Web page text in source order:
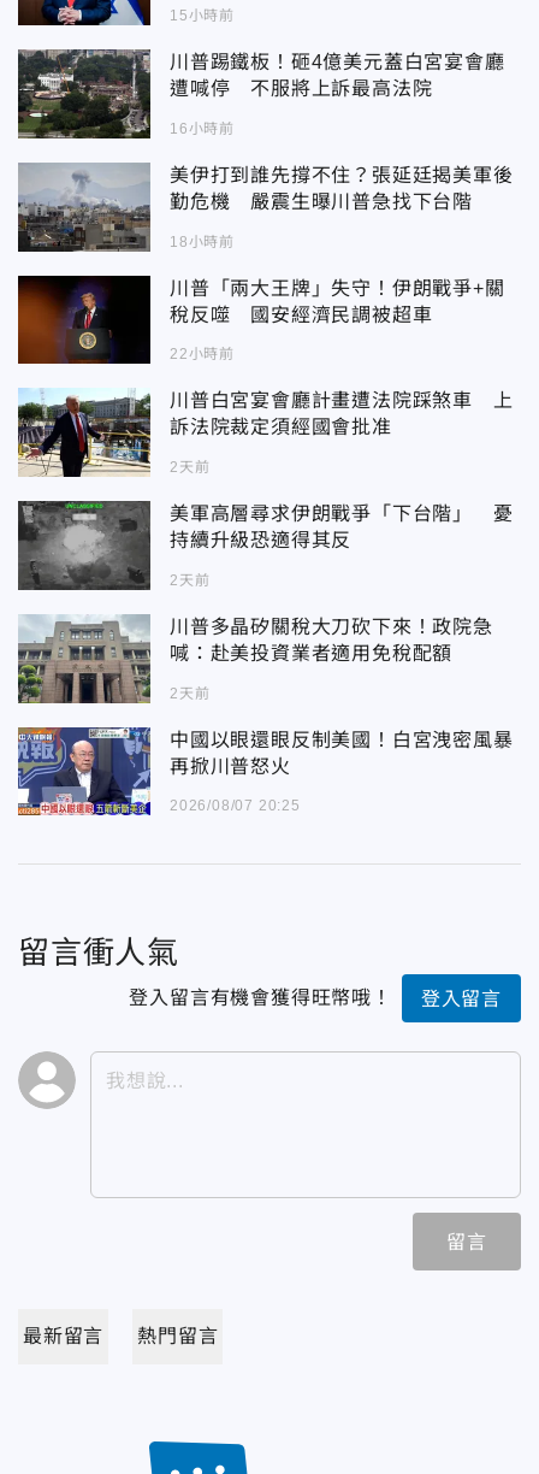
15小時前
川普踢鐵板！砸4億美元蓋白宮宴會廳
遭喊停 不服將上訴最高法院
16小時前
美伊打到誰先撐不住？張延廷揭美軍後
勤危機 嚴震生曝川普急找下台階
18小時前
川普「兩大王牌」失守！伊朗戰爭+關
稅反噬 國安經濟民調被超車
22小時前
川普白宮宴會廳計畫遭法院踩煞車 上
訴法院裁定須經國會批准
2天前
美軍高層尋求伊朗戰爭「下台階」 憂
持續升級恐適得其反
2天前
川普多晶矽關稅大刀砍下來！政院急
喊：赴美投資業者適用免稅配額
2天前
中國以眼還眼反制美國！白宮洩密風暴
再掀川普怒火
2026/08/07 20:25
留言衝人氣
登入留言有機會獲得旺幣哦！ 登入留言
留言
最新留言 熱門留言